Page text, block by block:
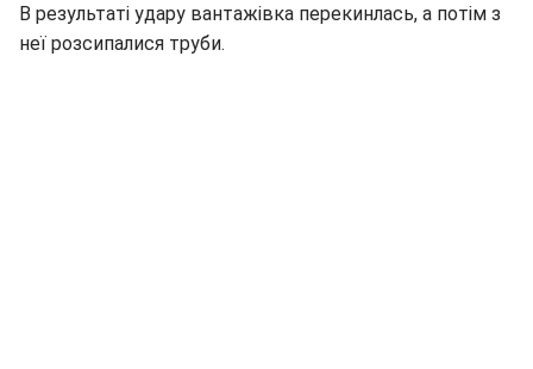
В результаті удару вантажівка перекинлась, а потім з
неї розсипалися труби.